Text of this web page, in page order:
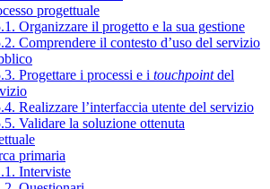
progettuale
Organizzare il progetto e la sua gestione
Comprendere il contesto d’uso del servizio
Progettare i processi e i touchpointdel
Realizzare l’interfaccia utente del servizio
Validare la soluzione ottenuta
primaria
Interviste